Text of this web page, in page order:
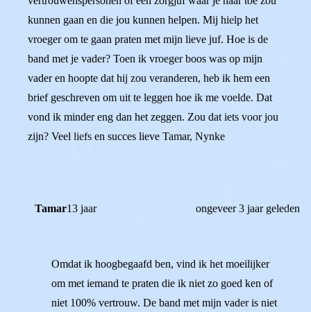
kunnen gaan en die jou kunnen helpen. Mij hielp het
vroeger om te gaan praten met mijn lieve juf. Hoe is de
band met je vader? Toen ik vroeger boos was op mijn
vader en hoopte dat hij zou veranderen, heb ik hem een
brief geschreven om uit te leggen hoe ik me voelde. Dat
vond ik minder eng dan het zeggen. Zou dat iets voor jou
zijn? Veel liefs en succes lieve Tamar, Nynke
Tamar13 jaar ongeveer 3 jaar geleden
Omdat ik hoogbegaafd ben, vind ik het moeilijker
om met iemand te praten die ik niet zo goed ken of
niet 100% vertrouw. De band met mijn vader is niet